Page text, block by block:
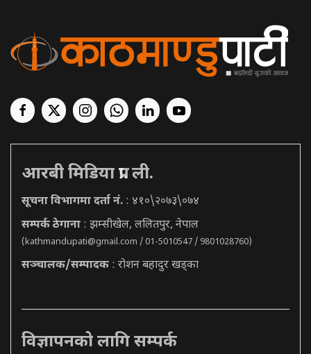
आरबी मिडिया प्रा. ली.
सूचना विभागमा दर्ता नं. : ४१०\२०७३\०७४
सम्पर्क ठेगाना : झम्सीखेल, ललितपुर, नेपाल
(kathmandupati@gmail.com / 01-5010547 / 9801028760)
सञ्चालक/सम्पादक : रोशन बहादुर खड्का
विज्ञापनको लागि सम्पर्क